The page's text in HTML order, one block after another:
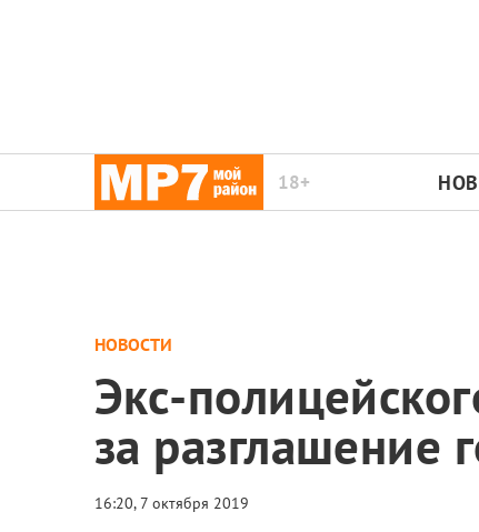
18+
НОВОСТИ
Экс-
за разглашение